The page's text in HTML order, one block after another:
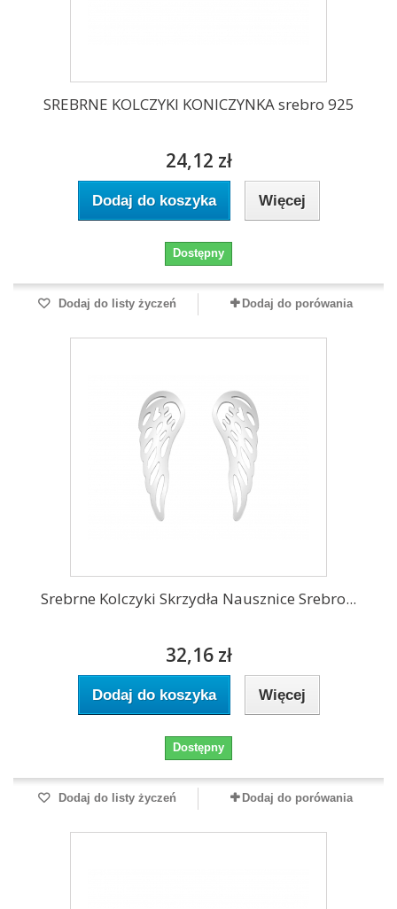
SREBRNE KOLCZYKI KONICZYNKA srebro 925
24,12 zł
Dodaj do koszyka Więcej
Dostępny
Dodaj do listy życzeń Dodaj do porówania
Srebrne Kolczyki Skrzydła Nausznice Srebro...
32,16 zł
Dodaj do koszyka Więcej
Dostępny
Dodaj do listy życzeń Dodaj do porówania